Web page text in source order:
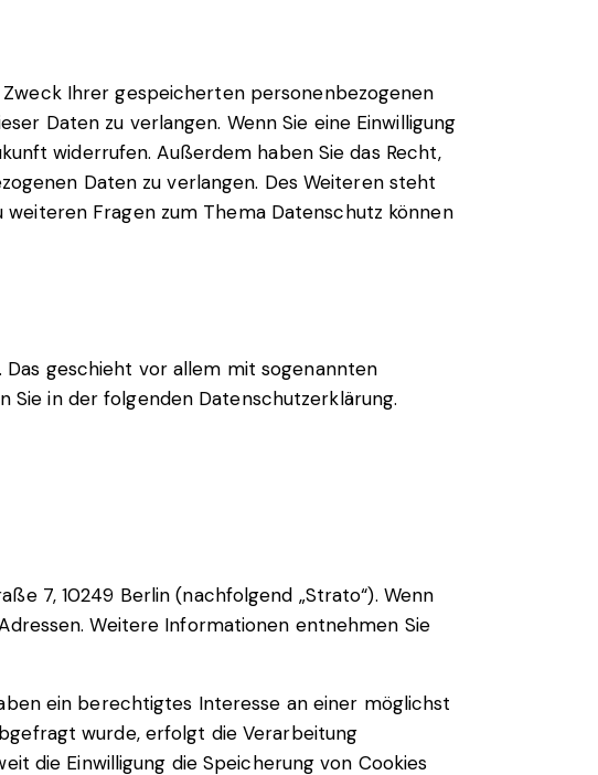
Ihrer gespeicherten personenbezogenen
Daten zu verlangen. Wenn Sie eine Einwilligung
widerrufen. Außerdem haben Sie das Recht,
Daten zu verlangen. Des Weiteren steht
Fragen zum Thema Datenschutz können
geschieht vor allem mit sogenannten
in der folgenden Datenschutzerklärung.
7, 10249 Berlin (nachfolgend „Strato“). Wenn
Weitere Informationen entnehmen Sie
ein berechtigtes Interesse an einer möglichst
wurde, erfolgt die Verarbeitung
die Einwilligung die Speicherung von Cookies